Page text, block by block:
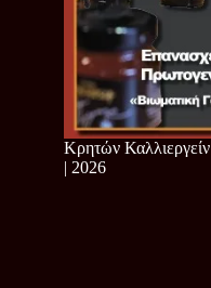
Κρητών Καλλιεργείν
| 2026